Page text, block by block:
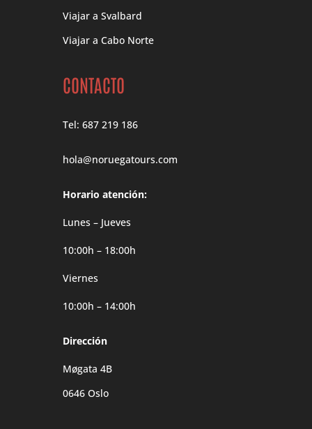
Viajar a Svalbard
Viajar a Cabo Norte
CONTACTO
Tel: 687 219 186
hola@noruegatours.com
Horario atención:
Lunes – Jueves
10:00h – 18:00h
Viernes
10:00h – 14:00h
Dirección
Møgata 4B
0646 Oslo